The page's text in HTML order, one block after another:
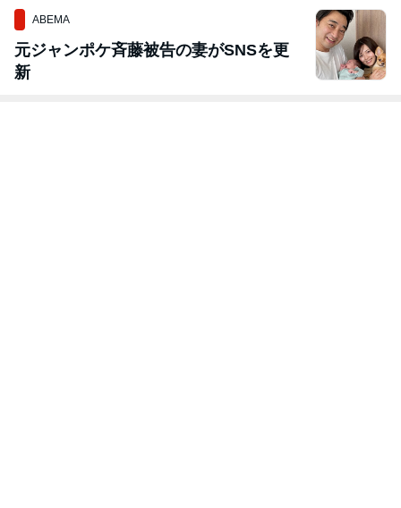
ABEMA
元ジャンポケ斉藤被告の妻がSNSを更
新